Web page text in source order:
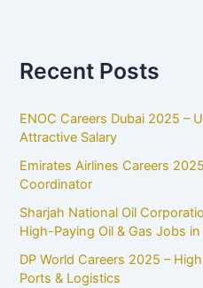
Recent Posts
ENOC Careers Dubai 2025 –
Attractive Salary
Emirates Airlines Careers
Coordinator
Sharjah National Oil
High-Paying Oil & Gas Jobs in
DP World Careers 2025 –
Ports & Logistics